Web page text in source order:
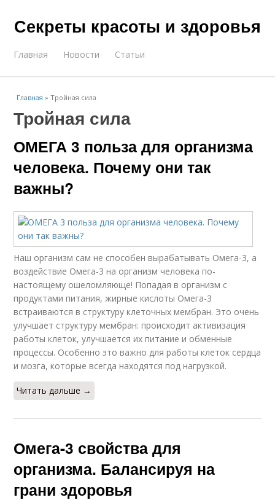
Секреты красоты и здоровья
Главная Новости Статьи
Главная »Тройная сила
Тройная сила
ОМЕГА 3 польза для организма
человека. Почему они так
важны?
Наш организм сам не способен вырабатывать Омега-3, а
воздействие Омега-3 на организм человека по-
настоящему ошеломляюще! Попадая в организм с
продуктами питания, жирные кислоты Омега-3
встраиваются в структуру клеточных мембран. Это очень
улучшает структуру мембран: происходит активизация
работы клеток, улучшается их питание и обменные
процессы. Особенно это важно для работы клеток сердца
и мозга, которые всегда находятся под нагрузкой.
Читать дальше →
Омега-3 свойства для
организма. Балансируя на
грани здоровья